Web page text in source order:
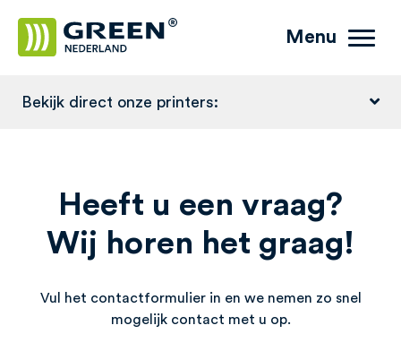
Bekijk direct onze printers:
Menu
Heeft u een vraag?
Wij horen het graag!
Vul het contactformulier in en we nemen zo snel
mogelijk contact met u op.